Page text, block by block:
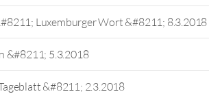
Luxemburger Wort &#8211; 8.3.2018
&#8211; 5.3.2018
&#8211; 2.3.2018